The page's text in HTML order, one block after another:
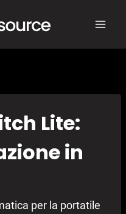
Lite:
in
per la portatile